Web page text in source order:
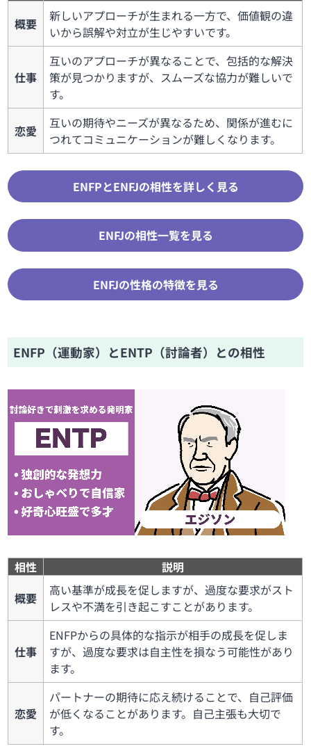
概要
新しいアプローチが生まれる一方で、価値観の違
いから誤解や対立が生じやすいです。
仕事
互いのアプローチが異なることで、包括的な解決
策が見つかりますが、スムーズな協力が難しいで
す。
恋愛
互いの期待やニーズが異なるため、関係が進むに
つれてコミュニケーションが難しくなります。
ENFPとENFJの相性を詳しく見る
ENFJの相性一覧を見る
ENFJの性格の特徴を見る
ENFP（運動家）とENTP（討論者）との相性
相性
説明
概要
高い基準が成長を促しますが、過度な要求がスト
レスや不満を引き起こすことがあります。
仕事
ENFPからの具体的な指示が相手の成長を促しま
すが、過度な要求は自主性を損なう可能性があり
ます。
恋愛
パートナーの期待に応え続けることで、自己評価
が低くなることがあります。自己主張も大切で
す。